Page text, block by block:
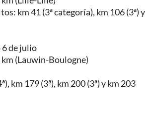
km 41 (3ª categoría), km 106 (3ª) y
6 de julio
(Lauwin-Boulogne)
km 179 (3ª), km 200 (3ª) y km 203